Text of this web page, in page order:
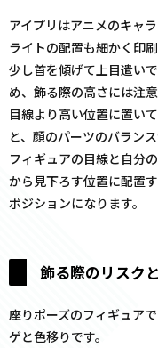
アイプリはアニメのキャ
ライトの配置も細かく印刷
少し首を傾げて上目遣い
め、飾る際の高さには注意
目線より高い位置に置い
と、顔のパーツのバラン
フィギュアの目線と自分
から見下ろす位置に配置
ポジションになります。
飾る際のリスク
座りポーズのフィギュア
ゲと色移りです。